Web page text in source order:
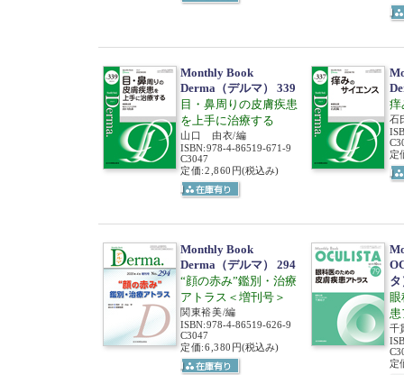
Monthly Book
Derma（デルマ） 339
目・鼻周りの皮膚疾患
を上手に治療する
山口 由衣/編
ISBN:978-4-86519-671-9
C3047
定価:2,860円(税込み)
痒
石
定
Monthly Book
Derma（デルマ） 294
“顔の赤み”鑑別・治療
アトラス＜増刊号＞
関東裕美/編
ISBN:978-4-86519-626-9
C3047
定価:6,380円(税込み)
タ
千
定